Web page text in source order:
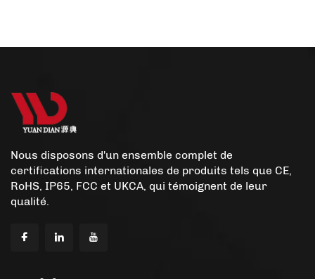
Nous disposons d'un ensemble complet de
certifications internationales de produits tels que CE,
RoHS, IP65, FCC et UKCA, qui témoignent de leur
qualité.